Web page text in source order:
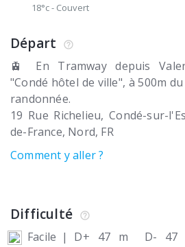
18°c- Couvert
Départ
🚊 En Tramway depuis
"Condé hôtel de ville", à 500m
randonnée.
19 Rue Richelieu Condé-sur-
de-France, Nord FR
Comment y aller ?
Difficulté
Facile | D+ 47 m D- 47